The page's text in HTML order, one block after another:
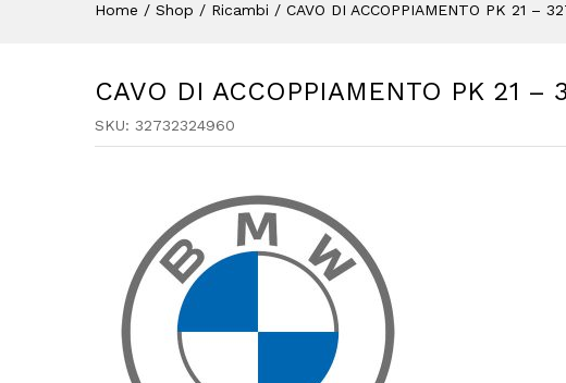
Home / Shop / Ricambi / CAVO DI ACCOPPIAMENTO PK 21 –
CAVO DI ACCOPPIAMENTO PK 21 –
SKU: 32732324960